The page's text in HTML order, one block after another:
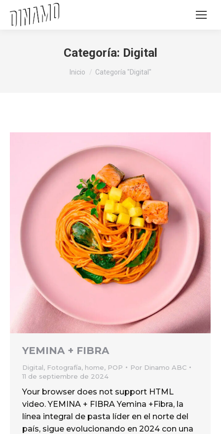
Categoría: Digital
Estás aquí:
Inicio Categoría "Digital"
YEMINA + FIBRA
Digital, Fotografía, home, POP Por Dinamo ABC
11 de septiembre de 2024
Your browser does not support HTML
video. YEMINA + FIBRA Yemina +Fibra, la
línea integral de pasta líder en el norte del
país, sigue evolucionando en 2024 con una